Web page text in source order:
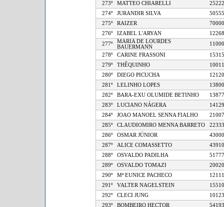
273º
MATTEO CHIARELLI
274º
JURANDIR SILVA
275º
RAIZER
276º
IZABEL L'ARYAN
277º
MARIA DE LOURDES
BAUERMANN
278º
CARINE FRASSONI
279º
THÊQUINHO
280º
DIEGO PICUCHA
281º
LELINHO LOPES
282º
BARA-EXU OLUMIDE BETINHO
283º
LUCIANO NÁGERA
284º
JOAO MANOEL SENNA FIALHO
285º
CLAUDIOMIRO MENNA BARRETO
286º
OSMAR JÚNIOR
287º
ALICE COMASSETTO
288º
OSVALDO PADILHA
289º
OSVALDO TOMAZI
290º
Mª EUNICE PACHECO
291º
VALTER NAGELSTEIN
292º
CLECI JUNG
293º
BOMBEIRO HECTOR